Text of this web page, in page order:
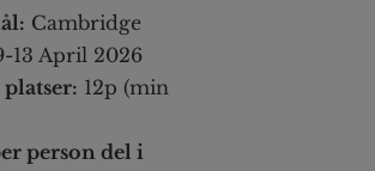
Cambridge
13 April 2026
12p (min
person del i